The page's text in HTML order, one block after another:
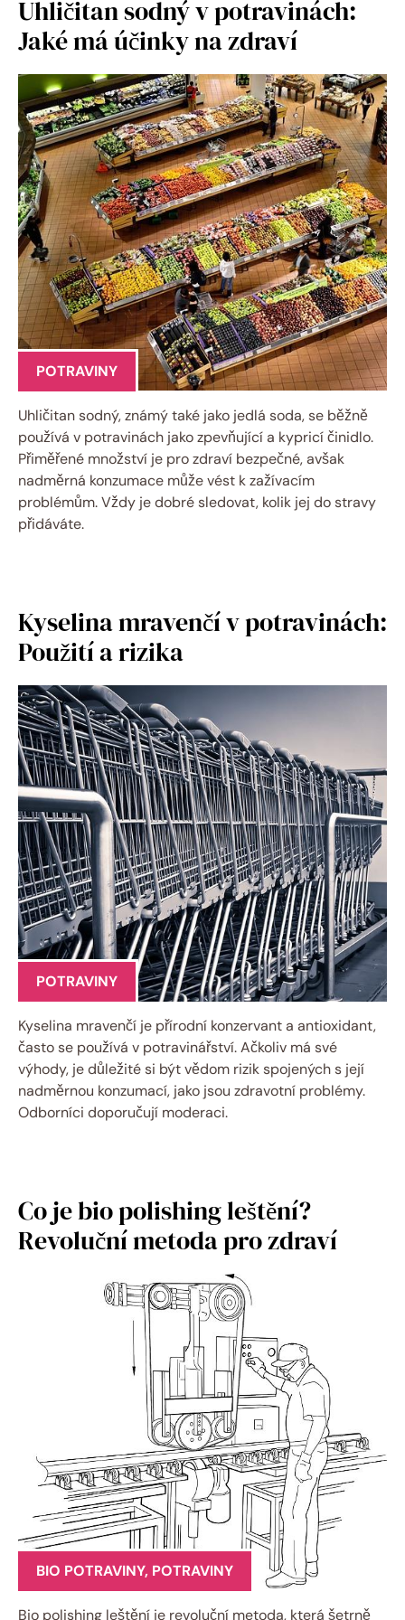
Uhličitan sodný v potravinách:
Jaké má účinky na zdraví
POTRAVINY
Uhličitan sodný, známý také jako jedlá soda, se běžně
používá v potravinách jako zpevňující a kypricí činidlo.
Přiměřené množství je pro zdraví bezpečné, avšak
nadměrná konzumace může vést k zažívacím
problémům. Vždy je dobré sledovat, kolik jej do stravy
přidáváte.
Kyselina mravenčí v potravinách:
Použití a rizika
POTRAVINY
Kyselina mravenčí je přírodní konzervant a antioxidant,
často se používá v potravinářství. Ačkoliv má své
výhody, je důležité si být vědom rizik spojených s její
nadměrnou konzumací, jako jsou zdravotní problémy.
Odborníci doporučují moderaci.
Co je bio polishing leštění?
Revoluční metoda pro zdraví
BIO POTRAVINY, POTRAVINY
Bio polishing leštění je revoluční metoda, která šetrně